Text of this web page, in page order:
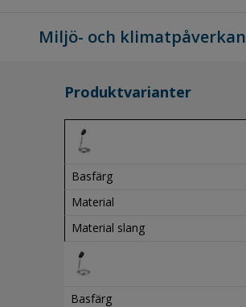
Miljö- och klimatpåverkan
Produktvarianter
Basfärg
Material
Material slang
Basfärg